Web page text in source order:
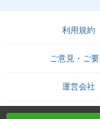
利用規約
ご意見・ご
運営会社